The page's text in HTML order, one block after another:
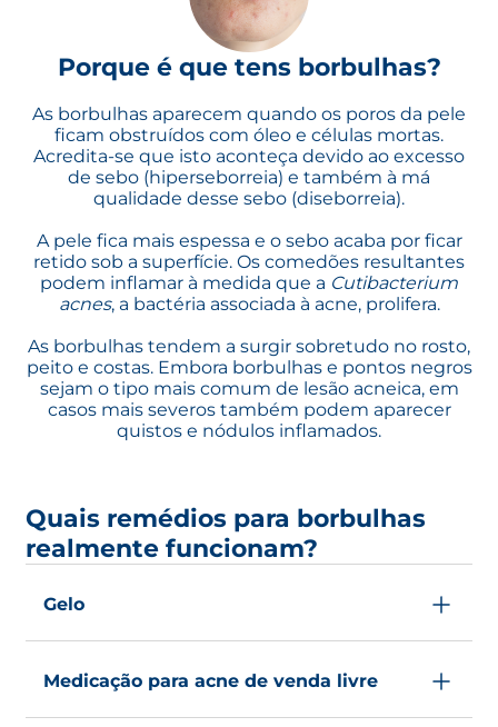
Porque é que tens borbulhas?
As borbulhas aparecem quando os poros da pele
ficam obstruídos com óleo e células mortas.
Acredita-se que isto aconteça devido ao excesso
de sebo (hiperseborreia) e também à má
qualidade desse sebo (diseborreia).
A pele fica mais espessa e o sebo acaba por ficar
retido sob a superfície. Os comedões resultantes
podem inflamar à medida que a Cutibacterium
acnes, a bactéria associada à acne, prolifera.
As borbulhas tendem a surgir sobretudo no rosto,
peito e costas. Embora borbulhas e pontos negros
sejam o tipo mais comum de lesão acneica, em
casos mais severos também podem aparecer
quistos e nódulos inflamados.
Quais remédios para borbulhas
realmente funcionam?
Gelo
dolorosa é aplicar gelo. Envolve um pouco de
gelo num pano ou saco de plástico e
pressiona-o sobre a área inflamada durante 3
Medicação para acne de venda livre